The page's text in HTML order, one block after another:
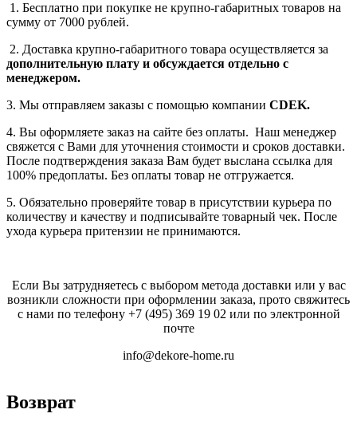
1. Бесплатно при покупке не крупно-габаритных товаров на
сумму от 7000 рублей.
2. Доставка крупно-габаритного товара осуществляется за
дополнительную плату и обсуждается отдельно с
менеджером.
3. Мы отправляем заказы с помощью компании СDEK.
4. Вы оформляете заказ на сайте без оплаты. Наш менеджер
свяжется с Вами для уточнения стоимости и сроков доставки.
После подтверждения заказа Вам будет выслана ссылка для
100% предоплаты. Без оплаты товар не отгружается.
5. Обязательно проверяйте товар в присутствии курьера по
количеству и качеству и подписывайте товарный чек. После
ухода курьера притензии не принимаются.
Если Вы затрудняетесь с выбором метода доставки или у вас
возникли сложности при оформлении заказа, прото свяжитесь
с нами по телефону +7 (495) 369 19 02 или по электронной
почте
info@dekore-home.ru
Возврат